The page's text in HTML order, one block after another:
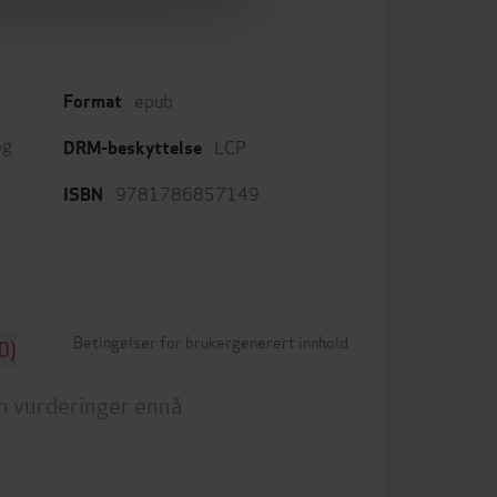
Format epub
DRM-beskyttelse LCP
ISBN 9781786857149
Betingelser for brukergenerert innhold
vurderinger ennå